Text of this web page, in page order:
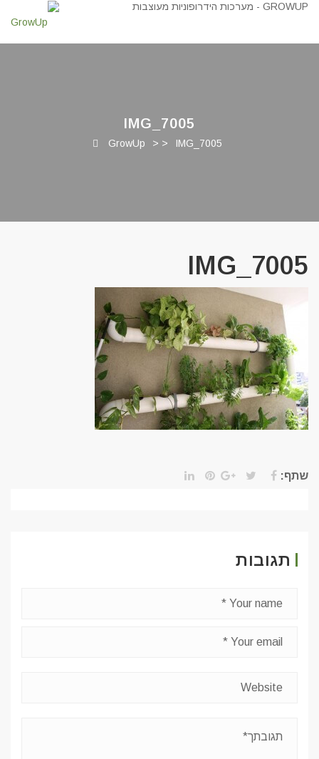
IMG_7005
GrowUp > > IMG_7005
IMG_7005
שתף:
תגובות